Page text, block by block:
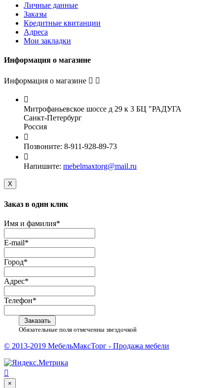
Личные данные
Заказы
Кредитные квитанции
Адреса
Мои закладки
Информация о магазине
Информация о магазине  

Митрофаньевское шоссе д 29 к 3 БЦ "РАДУГА
Санкт-Петербург
Россия

Позвоните: 8-911-928-89-73

Напишите: mebelmaxtorg@mail.ru
X
Заказ в один клик
Имя и фамилия*
E-mail*
Город*
Адрес*
Телефон*
Заказать
Обязательные поля отмеченны звездочкой
© 2013-2019 МебельМаксТорг - Продажа мебели

×